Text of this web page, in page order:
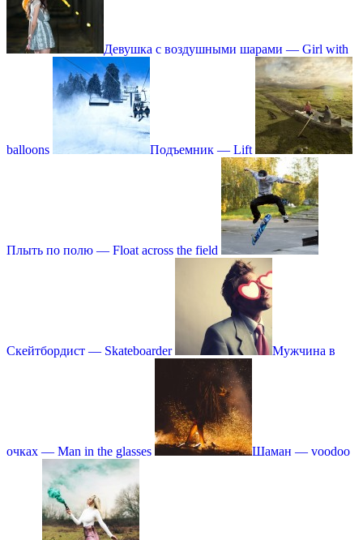
Девушка с воздушными шарами — Girl with
balloons Подъемник — Lift
Плыть по полю — Float across the field
Скейтбордист — Skateboarder Мужчина в
очках — Man in the glasses Шаман — voodoo